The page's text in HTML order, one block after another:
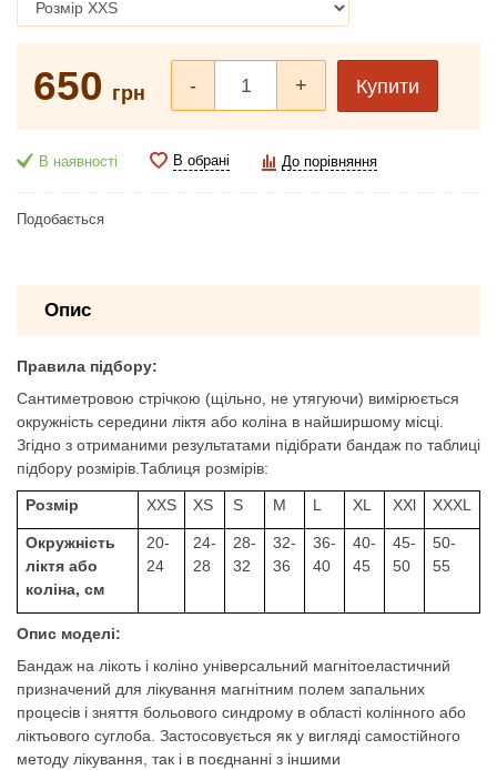
650 грн - + Купити
В наявності В обрані До порівняння
Подобається
Опис
Правила підбору:
Сантиметровою стрічкою (щільно, не утягуючи) вимірюється
окружність середини ліктя або коліна в найширшому місці.
Згідно з отриманими результатами підібрати бандаж по таблиці
підбору розмірів.Таблиця розмірів:
Розмір XXS XS S M L XL XXl XXXL
Окружність
ліктя або
коліна, см
20-
24
24-
28
28-
32
32-
36
36-
40
40-
45
45-
50
50-
55
Опис моделі:
Бандаж на лікоть і коліно універсальний магнітоеластичний
призначений для лікування магнітним полем запальних
процесів і зняття больового синдрому в області колінного або
ліктьового суглоба. Застосовується як у вигляді самостійного
методу лікування, так і в поєднанні з іншими